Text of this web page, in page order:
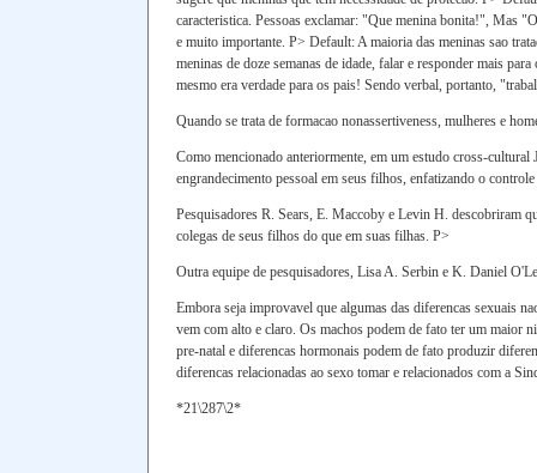
caracteristica. Pessoas exclamar: "Que menina bonita!", Mas
e muito importante. P> Default: A maioria das meninas sao
meninas de doze semanas de idade, falar e responder mais
mesmo era verdade para os pais! Sendo verbal, portanto,
Quando se trata de formacao nonassertiveness, mulheres e
Como mencionado anteriormente, em um estudo cross-
engrandecimento pessoal em seus filhos, enfatizando o
Pesquisadores R. Sears, E. Maccoby e Levin H. descobriram
colegas de seus filhos do que em suas filhas. P>
Outra equipe de pesquisadores, Lisa A. Serbin e K. Daniel
Embora seja improvavel que algumas das diferencas sexuais
vem com alto e claro. Os machos podem de fato ter um maior
pre-natal e diferencas hormonais podem de fato produzir
diferencas relacionadas ao sexo tomar e relacionados com a
*21\287\2*